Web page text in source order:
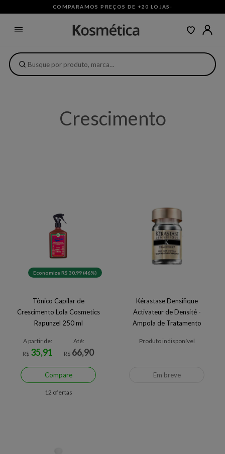
COMPARAMOS PREÇOS DE +20 LOJAS ·
Crescimento
Economize R$ 30,99 (46%)
Tônico Capilar de
Crescimento Lola Cosmetics
Rapunzel 250 ml
A partir de:
R$ 35,91
Até:
R$ 66,90
Compare
12 ofertas
Kérastase Densifique
Activateur de Densité -
Ampola de Tratamento
Produto indisponível
Em breve